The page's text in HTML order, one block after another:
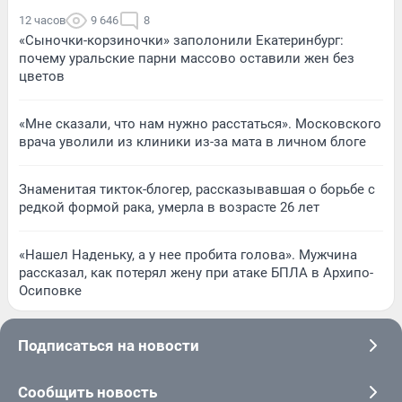
12 часов 9 646 8
«Сыночки-корзиночки» заполонили Екатеринбург:
почему уральские парни массово оставили жен без
цветов
«Мне сказали, что нам нужно расстаться». Московского
врача уволили из клиники из-за мата в личном блоге
Знаменитая тикток-блогер, рассказывавшая о борьбе с
редкой формой рака, умерла в возрасте 26 лет
«Нашел Наденьку, а у нее пробита голова». Мужчина
рассказал, как потерял жену при атаке БПЛА в Архипо-
Осиповке
Подписаться на новости
Сообщить новость